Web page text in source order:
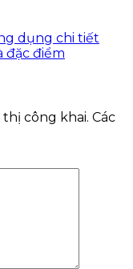
dụng chi tiết
đặc điểm
công khai. Các